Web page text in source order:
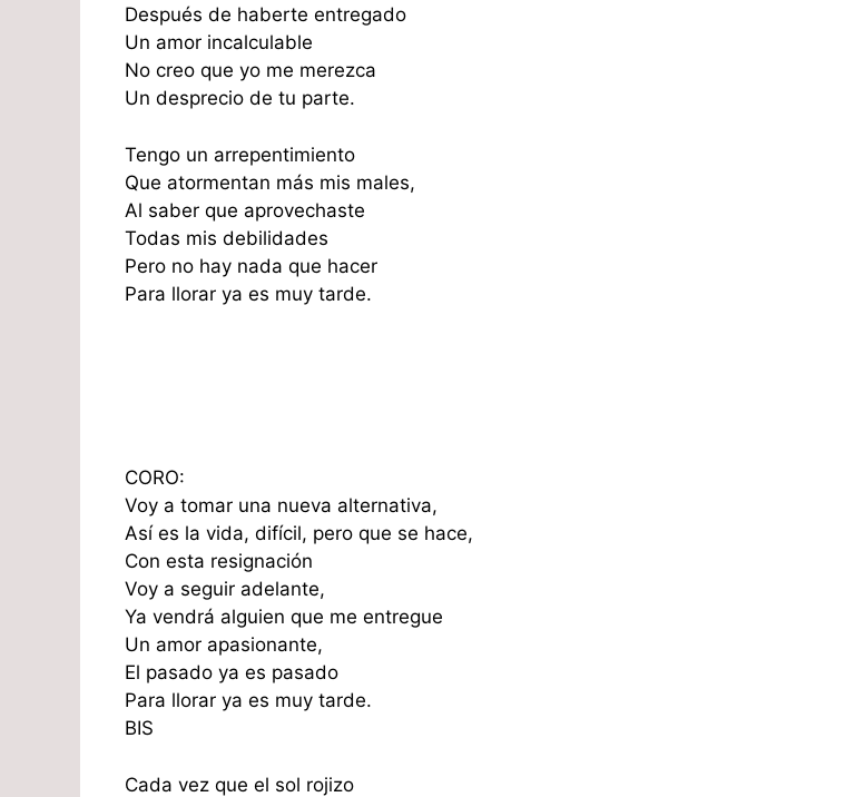
Después de haberte entregado
Un amor incalculable
No creo que yo me merezca
Un desprecio de tu parte.
Tengo un arrepentimiento
Que atormentan más mis males,
Al saber que aprovechaste
Todas mis debilidades
Pero no hay nada que hacer
Para llorar ya es muy tarde.
CORO:
Voy a tomar una nueva alternativa,
Así es la vida, difícil, pero que se hace,
Con esta resignación
Voy a seguir adelante,
Ya vendrá alguien que me entregue
Un amor apasionante,
El pasado ya es pasado
Para llorar ya es muy tarde.
BIS
Cada vez que el sol rojizo